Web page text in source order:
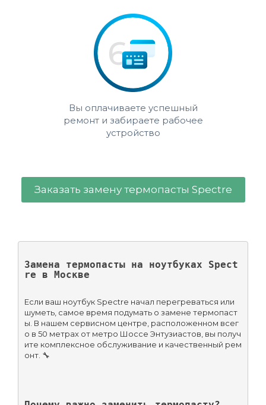
Вы оплачиваете успешный
ремонт и забираете рабочее
устройство
Заказать замену термопасты Spectre
Замена термопасты на ноутбуках Spect
re в Москве
Если ваш ноутбук Spectre начал перегреваться или
шуметь, самое время подумать о замене термопаст
ы. В нашем сервисном центре, расположенном всег
о в 50 метрах от метро Шоссе Энтузиастов, вы получ
ите комплексное обслуживание и качественный рем
онт. 🔧